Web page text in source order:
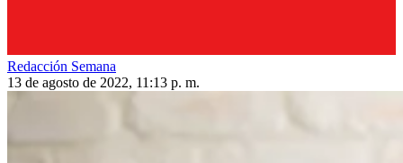
Redacción Semana
13 de agosto de 2022, 11:13 p. m.